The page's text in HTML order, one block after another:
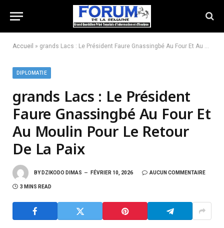
Accueil » grands Lacs : Le Président Faure Gnassingbé Au Four Et Au Moulin Pour Le Retour De La Paix
DIPLOMATIE
grands Lacs : Le Président
Faure Gnassingbé Au Four Et
Au Moulin Pour Le Retour
De La Paix
BY DZIKODO DIMAS FÉVRIER 10, 2026 AUCUN COMMENTAIRE
3 MINS READ